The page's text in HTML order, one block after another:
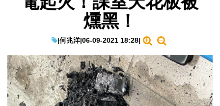
教學評測
EduTech
IT Times
燻黑！
|何兆洋|06-09-2021 18:28|